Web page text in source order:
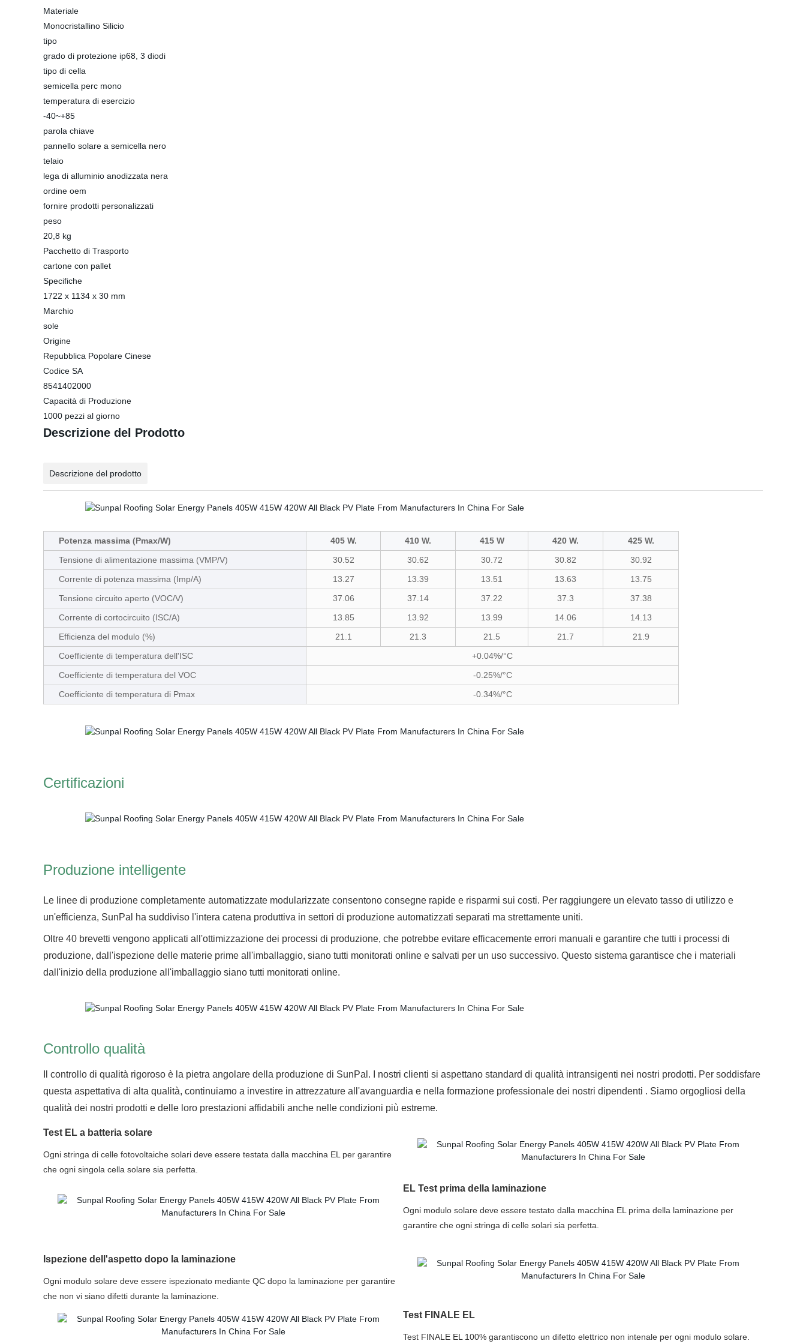
Materiale
Monocristallino Silicio
tipo
grado di protezione ip68, 3 diodi
tipo di cella
semicella perc mono
temperatura di esercizio
-40~+85
parola chiave
pannello solare a semicella nero
telaio
lega di alluminio anodizzata nera
ordine oem
fornire prodotti personalizzati
peso
20,8 kg
Pacchetto di Trasporto
cartone con pallet
Specifiche
1722 x 1134 x 30 mm
Marchio
sole
Origine
Repubblica Popolare Cinese
Codice SA
8541402000
Capacità di Produzione
1000 pezzi al giorno
Descrizione del Prodotto
Descrizione del prodotto
Potenza massima (Pmax/W) 405 W. 410 W. 415 W 420 W.
425 W.
Tensione di alimentazione massima (VMP/V)
30.52 30.62 30.72 30.82
30.92
Corrente di potenza massima (Imp/A)
13.27 13.39 13.51 13.63
13.75
Tensione circuito aperto (VOC/V)
37.06 37.14 37.22 37.3
37.38
Corrente di cortocircuito (ISC/A)
13.85 13.92 13.99 14.06
14.13
Efficienza del modulo (%)
21.1 21.3 21.5 21.7
21.9
Coefficiente di temperatura dell'ISC
+0.04%/°C
Coefficiente di temperatura del VOC
-0.25%/°C
Coefficiente di temperatura di Pmax
-0.34%/°C
Certificazioni
Produzione intelligente
Le linee di produzione completamente automatizzate modularizzate consentono consegne rapide e risparmi sui costi. Per raggiungere un elevato tasso di utilizzo e
un'efficienza, SunPal ha suddiviso l'intera catena produttiva in settori di produzione automatizzati separati ma strettamente uniti.
Oltre 40 brevetti vengono applicati all'ottimizzazione dei processi di produzione, che potrebbe evitare efficacemente errori manuali e garantire che tutti i processi di
produzione, dall'ispezione delle materie prime all'imballaggio, siano tutti monitorati online e salvati per un uso successivo. Questo sistema garantisce che i materiali
dall'inizio della produzione all'imballaggio siano tutti monitorati online.
Controllo qualità
Il controllo di qualità rigoroso è la pietra angolare della produzione di SunPal. I nostri clienti si aspettano standard di qualità intransigenti nei nostri prodotti. Per soddisfare
questa aspettativa di alta qualità, continuiamo a investire in attrezzature all'avanguardia e nella formazione professionale dei nostri dipendenti . Siamo orgogliosi della
qualità dei nostri prodotti e delle loro prestazioni affidabili anche nelle condizioni più estreme.
Test EL a batteria solare
Ogni stringa di celle fotovoltaiche solari deve essere testata dalla macchina EL per garantire
che ogni singola cella solare sia perfetta.
EL Test prima della laminazione
Ogni modulo solare deve essere testato dalla macchina EL prima della laminazione per
garantire che ogni stringa di celle solari sia perfetta.
Ispezione dell'aspetto dopo la laminazione
Ogni modulo solare deve essere ispezionato mediante QC dopo la laminazione per garantire
che non vi siano difetti durante la laminazione.
Test FINALE EL
Test FINALE EL 100% garantiscono un difetto elettrico non intenale per ogni modulo solare.